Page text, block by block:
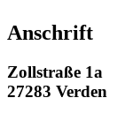
Anschrift
Zollstraße 1a
27283 Verden